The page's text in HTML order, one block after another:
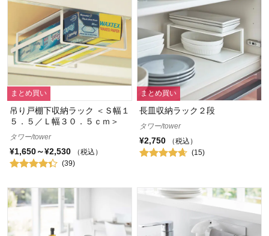
まとめ買い
吊り戸棚下収納ラック ＜Ｓ幅１
５．５／Ｌ幅３０．５ｃｍ＞
タワー/tower
¥1,650～¥2,530
（税込）
(39)
まとめ買い
長皿収納ラック２段
タワー/tower
¥2,750
（税込）
(15)